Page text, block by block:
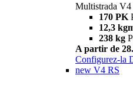
Multistrada
170 PK
12,3
238 kg
A partir de
Configurez-la
new V4 RS